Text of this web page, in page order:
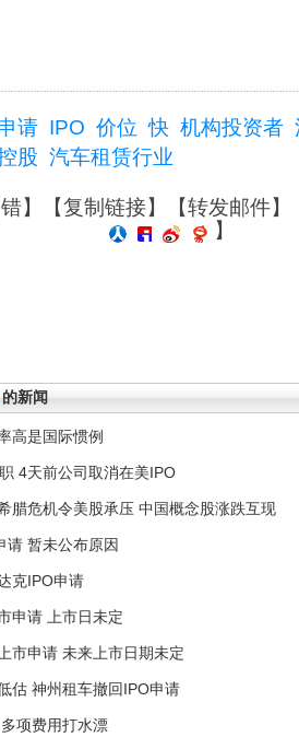
请 IPO 价位 快 机构投资者
股 汽车租赁行业
】【复制链接】【转发邮件】
】
的新闻
高是国际惯例
4天前公司取消在美IPO
腊危机令美股承压 中国概念股涨跌互现
请 暂未公布原因
克IPO申请
申请 上市日未定
市申请 未来上市日期未定
估 神州租车撤回IPO申请
项费用打水漂